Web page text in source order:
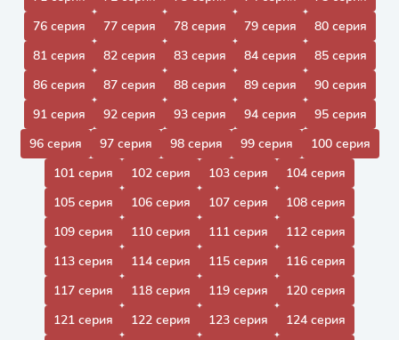
76 серия
77 серия 78 серия 79 серия
80 серия
81 серия
82 серия 83 серия 84 серия
85 серия
86 серия
87 серия 88 серия 89 серия
90 серия
91 серия
92 серия 93 серия 94 серия
95 серия
96 серия
97 серия 98 серия 99 серия
100 серия
101 серия
102 серия 103 серия
104 серия
105 серия
106 серия 107 серия
108 серия
109 серия
110 серия 111 серия
112 серия
113 серия
114 серия 115 серия
116 серия
117 серия
118 серия 119 серия
120 серия
121 серия
122 серия 123 серия
124 серия